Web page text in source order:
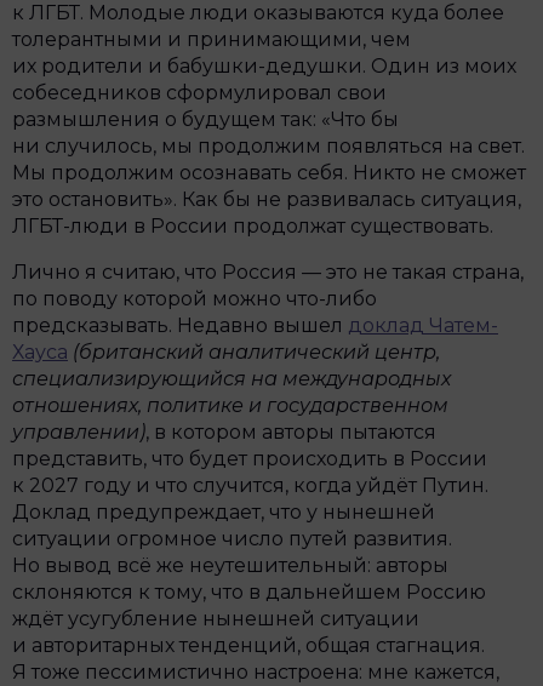
к ЛГБТ. Молодые люди оказываются куда более
толерантными и принимающими, чем
их родители и бабушки-дедушки. Один из моих
собеседников сформулировал свои
размышления о будущем так: «Что бы
ни случилось, мы продолжим появляться на свет.
Мы продолжим осознавать себя. Никто не сможет
это остановить». Как бы не развивалась ситуация,
ЛГБТ-люди в России продолжат существовать.
Лично я считаю, что Россия — это не такая страна,
по поводу которой можно что-либо
предсказывать. Недавно вышел доклад Чатем-
Хауса (британский аналитический центр,
специализирующийся на международных
отношениях, политике и государственном
управлении), в котором авторы пытаются
представить, что будет происходить в России
к 2027 году и что случится, когда уйдёт Путин.
Доклад предупреждает, что у нынешней
ситуации огромное число путей развития.
Но вывод всё же неутешительный: авторы
склоняются к тому, что в дальнейшем Россию
ждёт усугубление нынешней ситуации
и авторитарных тенденций, общая стагнация.
Я тоже пессимистично настроена: мне кажется,